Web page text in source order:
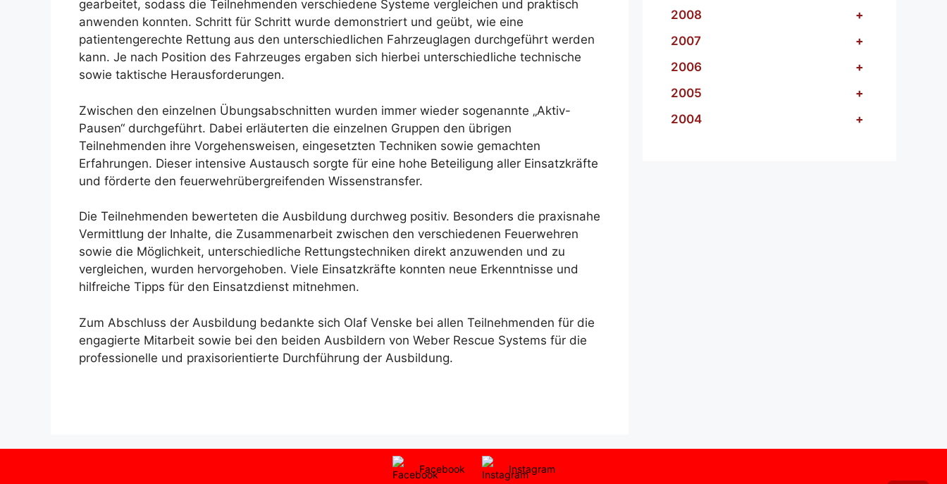
gearbeitet, sodass die Teilnehmenden verschiedene Systeme vergleichen und praktisch
anwenden konnten. Schritt für Schritt wurde demonstriert und geübt, wie eine
patientengerechte Rettung aus den unterschiedlichen Fahrzeuglagen durchgeführt werden
kann. Je nach Position des Fahrzeuges ergaben sich hierbei unterschiedliche technische
sowie taktische Herausforderungen.
Zwischen den einzelnen Übungsabschnitten wurden immer wieder sogenannte „Aktiv-
Pausen“ durchgeführt. Dabei erläuterten die einzelnen Gruppen den übrigen
Teilnehmenden ihre Vorgehensweisen, eingesetzten Techniken sowie gemachten
Erfahrungen. Dieser intensive Austausch sorgte für eine hohe Beteiligung aller Einsatzkräfte
und förderte den feuerwehrübergreifenden Wissenstransfer.
Die Teilnehmenden bewerteten die Ausbildung durchweg positiv. Besonders die praxisnahe
Vermittlung der Inhalte, die Zusammenarbeit zwischen den verschiedenen Feuerwehren
sowie die Möglichkeit, unterschiedliche Rettungstechniken direkt anzuwenden und zu
vergleichen, wurden hervorgehoben. Viele Einsatzkräfte konnten neue Erkenntnisse und
hilfreiche Tipps für den Einsatzdienst mitnehmen.
Zum Abschluss der Ausbildung bedankte sich Olaf Venske bei allen Teilnehmenden für die
engagierte Mitarbeit sowie bei den beiden Ausbildern von Weber Rescue Systems für die
professionelle und praxisorientierte Durchführung der Ausbildung.
2008
+
2007
+
2006
+
2005
+
2004
+
Facebook Instagram